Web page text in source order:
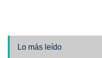
Lo más leído